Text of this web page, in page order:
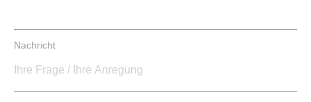
e
lh
t
Nachricht